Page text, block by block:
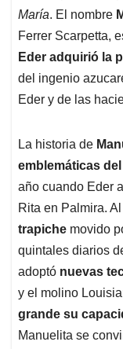
p
k
n
María. El nombre
Ferrer Scarpetta,
Eder adquirió la
del ingenio
Eder y de las
La historia de
emblemáticas
año cuando Eder
Rita en Palmira.
trapiche movido
quintales diarios
adoptó nuevas
y el molino
grande su
Manuelita se